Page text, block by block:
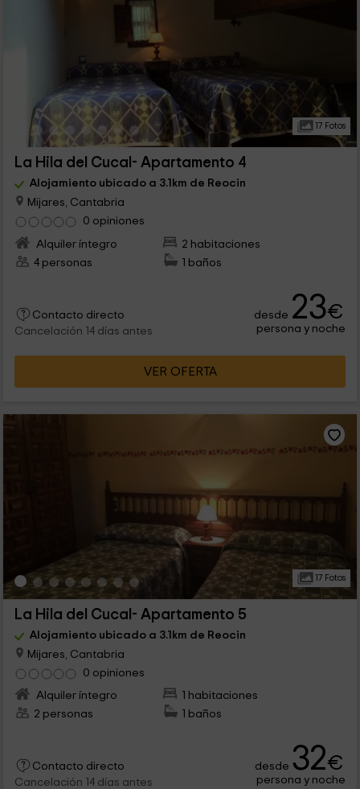
17 Fotos
La Hila del Cucal- Apartamento 4
Alojamiento ubicado a 3.1km de Reocin
Mijares, Cantabria
0 opiniones
Alquiler íntegro
2 habitaciones
4 personas
1 baños
Contacto directo
Cancelación 14 días antes
desde 23€
persona y noche
VER OFERTA
17 Fotos
La Hila del Cucal- Apartamento 5
Alojamiento ubicado a 3.1km de Reocin
Mijares, Cantabria
0 opiniones
Alquiler íntegro
1 habitaciones
2 personas
1 baños
Contacto directo
Cancelación 14 días antes
desde 32€
persona y noche